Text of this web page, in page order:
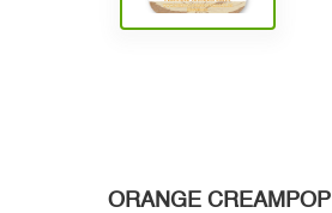
ORANGE CREAMPOP